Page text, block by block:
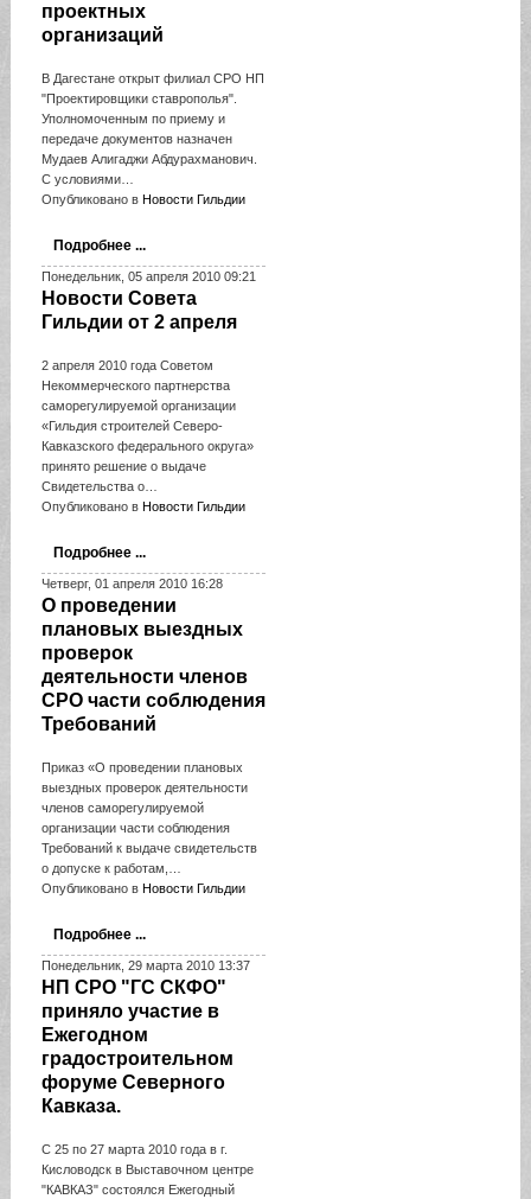
проектных
организаций
В Дагестане открыт филиал СРО НП
"Проектировщики ставрополья".
Уполномоченным по приему и
передаче документов назначен
Мудаев Алигаджи Абдурахманович.
С условиями…
Опубликовано в Новости Гильдии
Подробнее ...
Понедельник, 05 апреля 2010 09:21
Новости Совета
Гильдии от 2 апреля
2 апреля 2010 года Советом
Некоммерческого партнерства
саморегулируемой организации
«Гильдия строителей Северо-
Кавказского федерального округа»
принято решение о выдаче
Свидетельства о…
Опубликовано в Новости Гильдии
Подробнее ...
Четверг, 01 апреля 2010 16:28
О проведении
плановых выездных
проверок
деятельности членов
СРО части соблюдения
Требований
Приказ «О проведении плановых
выездных проверок деятельности
членов саморегулируемой
организации части соблюдения
Требований к выдаче свидетельств
о допуске к работам,…
Опубликовано в Новости Гильдии
Подробнее ...
Понедельник, 29 марта 2010 13:37
НП СРО "ГС СКФО"
приняло участие в
Ежегодном
градостроительном
форуме Северного
Кавказа.
С 25 по 27 марта 2010 года в г.
Кисловодск в Выставочном центре
"КАВКАЗ" состоялся Ежегодный